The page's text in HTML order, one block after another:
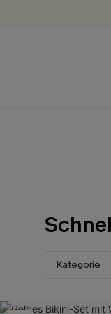
Kategorie